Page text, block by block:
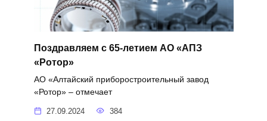
Поздравляем с 65-летием АО «АПЗ
«Ротор»
АО «Алтайский приборостроительный завод
«Ротор» – отмечает
27.09.2024 384